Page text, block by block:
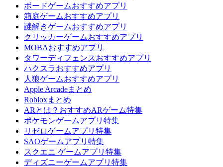
ボードゲームおすすめアプリ
箱庭ゲームおすすめアプリ
謎解きゲームおすすめアプリ
クリッカーゲームおすすめアプリ
MOBAおすすめアプリ
タワーディフェンスおすすめアプリ
ハクスラおすすめアプリ
人狼ゲームおすすめアプリ
Apple Arcadeまとめ
Robloxまとめ
ARとは？おすすめARゲーム特集
ポケモンゲームアプリ特集
リゼロゲームアプリ特集
SAOゲームアプリ特集
スクエニ ゲームアプリ特集
ディズニーゲームアプリ特集